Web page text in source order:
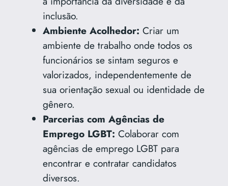
inclusão.
Ambiente Acolhedor: Criar um
ambiente de trabalho onde todos os
funcionários se sintam seguros e
valorizados, independentemente de
sua orientação sexual ou identidade de
gênero.
Parcerias com Agências de
Emprego LGBT: Colaborar com
agências de emprego LGBT para
encontrar e contratar candidatos
diversos.